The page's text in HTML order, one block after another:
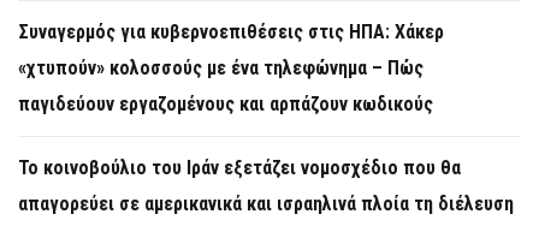
Συναγερμός για κυβερνοεπιθέσεις στις ΗΠΑ: Χάκερ
«χτυπούν» κολοσσούς με ένα τηλεφώνημα – Πώς
παγιδεύουν εργαζομένους και αρπάζουν κωδικούς
Το κοινοβούλιο του Ιράν εξετάζει νομοσχέδιο που θα
απαγορεύει σε αμερικανικά και ισραηλινά πλοία τη διέλευση